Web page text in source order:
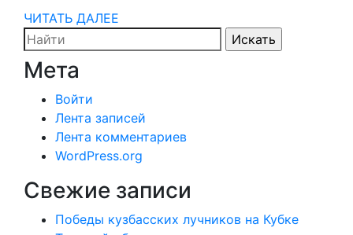
ЧИТАТЬ ДАЛЕЕ
Search
for:
Мета
Войти
Лента записей
Лента комментариев
WordPress.org
Свежие записи
Победы кузбасских лучников на Кубке